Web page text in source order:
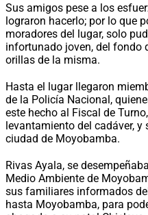
Sus amigos pese a los
lograron hacerlo; por lo que
moradores del lugar, solo
infortunado joven, del fondo
orillas de la misma.
Hasta el lugar llegaron
de la Policía Nacional,
este hecho al Fiscal de
levantamiento del cadáver,
ciudad de Moyobamba.
Rivas Ayala, se
Medio Ambiente de
sus familiares informados
hasta Moyobamba, para